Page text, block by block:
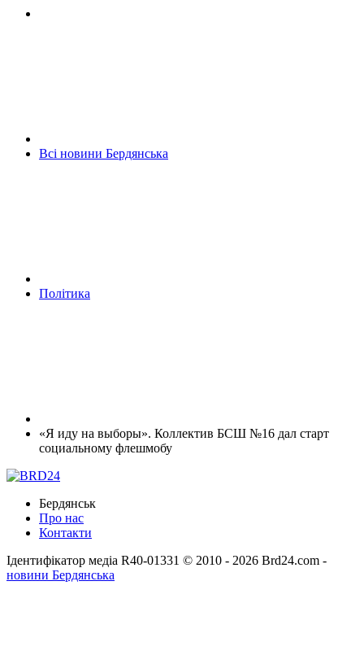
Всі новини Бердянська
Політика
«Я иду на выборы». Коллектив БСШ №16 дал старт
социальному флешмобу
Бердянськ
Про нас
Контакти
Ідентифікатор медіа R40-01331 © 2010 - 2026 Brd24.com -
новини Бердянська